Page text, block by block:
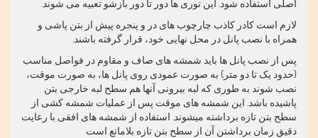
اصلی استفاده شود. این توری ها دور تا دور بازشو تعبیه می شوند.
لازم است کادر کاذب چارچوب های در و پنجره پیش از بتن پاشی و
همراه با نصب پانل در محل نهایی خود، قرار گرفته باشند.
پس از نصب پانل ها باید شمشه های صاف و مقاوم در فواصل مناسب
(حدود یک تا دو متر) به صورت عمودی روی پانل ها، به صورت موقت،
نصب شوند به طوری که لبه بیرونی آنها هم سطح لبه خارجی بتن
پاشیده باشد. این شمشه های موقت پس از عملیات شمشه کشی از
سطح بتن تازه برداشته میشوند. استفاده از شمشه های افقی با رعایت
دقیق زمان برداشتن آن از سطح بتن تازه بلامانع است